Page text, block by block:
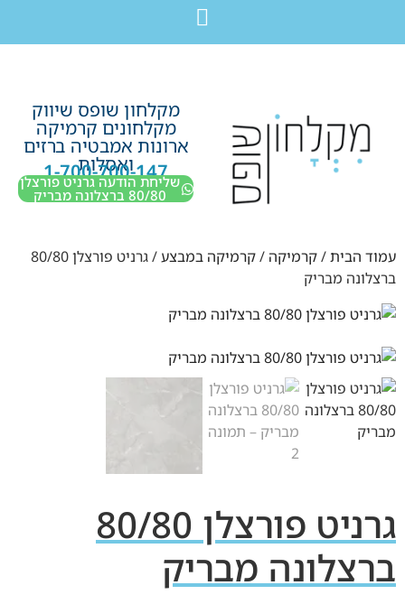
מקלחון שופס שיווק
מקלחונים קרמיקה
ארונות אמבטיה ברזים
ואסלות
1-700-700-147
שליחת הודעה גרניט פורצלן
80/80 ברצלונה מבריק
עמוד הבית/קרמיקה /קרמיקה במבצע
/ גרניט פורצלן 80/80
ברצלונה מבריק
גרניט פורצלן 80/80
ברצלונה מבריק